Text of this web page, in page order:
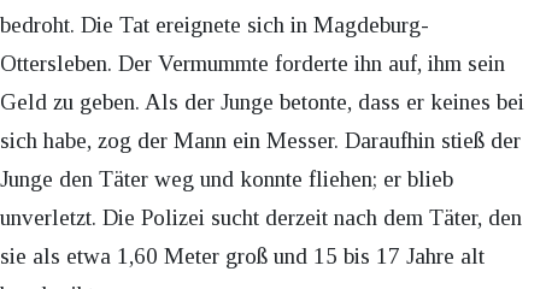
bedroht. Die Tat ereignete sich in Magdeburg-
Ottersleben. Der Vermummte forderte ihn auf, ihm sein
Geld zu geben. Als der Junge betonte, dass er keines bei
sich habe, zog der Mann ein Messer. Daraufhin stieß der
Junge den Täter weg und konnte fliehen; er blieb
unverletzt. Die Polizei sucht derzeit nach dem Täter, den
sie als etwa 1,60 Meter groß und 15 bis 17 Jahre alt